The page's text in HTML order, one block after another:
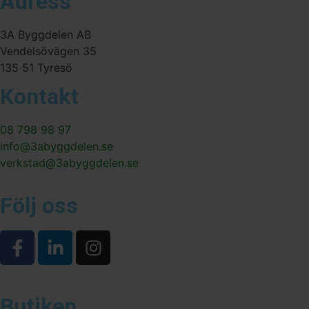
3A Byggdelen AB
Vendelsövägen 35
135 51 Tyresö
Kontakt
08 798 98 97
info@3abyggdelen.se
verkstad@3abyggdelen.se
Följ oss